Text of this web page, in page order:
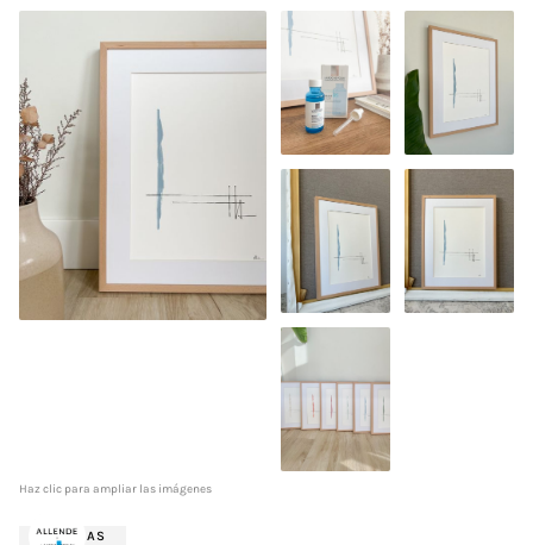
Haz clic para ampliar las imágenes
LÁMINAS